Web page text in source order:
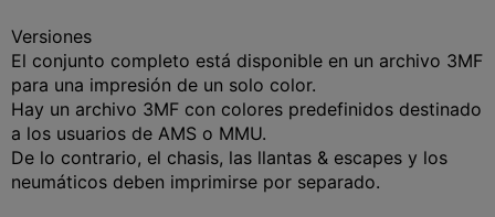
Versiones
El conjunto completo está disponible en un archivo 3MF
para una impresión de un solo color.
Hay un archivo 3MF con colores predefinidos destinado
a los usuarios de AMS o MMU.
De lo contrario, el chasis, las llantas & escapes y los
neumáticos deben imprimirse por separado.